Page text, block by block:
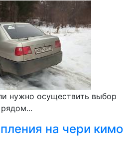
нужно осуществить выбор
на чери кимо